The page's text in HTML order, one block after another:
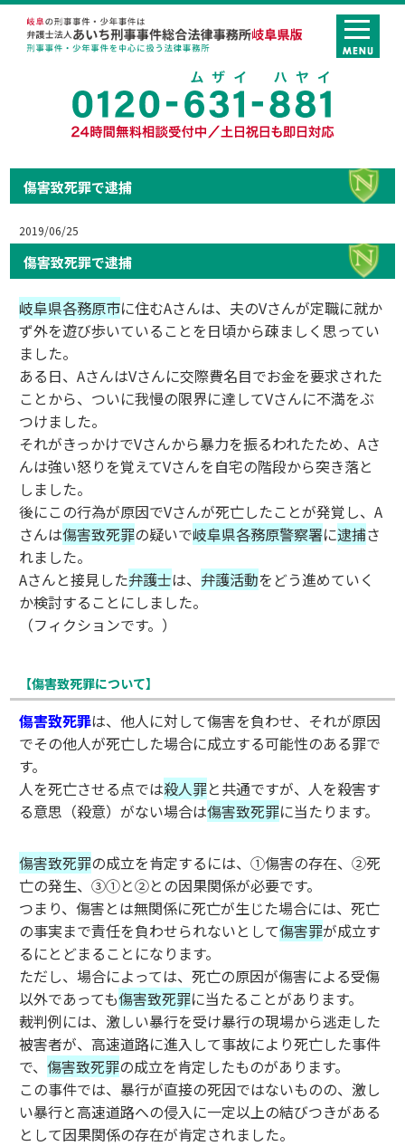
傷害致死罪で逮捕
2019/06/25
傷害致死罪で逮捕
岐阜県各務原市に住むAさんは、夫のVさんが定職に就か
ず外を遊び歩いていることを日頃から疎ましく思ってい
ました。
ある日、AさんはVさんに交際費名目でお金を要求された
ことから、ついに我慢の限界に達してVさんに不満をぶ
つけました。
それがきっかけでVさんから暴力を振るわれたため、Aさ
んは強い怒りを覚えてVさんを自宅の階段から突き落と
しました。
後にこの行為が原因でVさんが死亡したことが発覚し、A
さんは傷害致死罪の疑いで岐阜県各務原警察署に逮捕さ
れました。
Aさんと接見した弁護士は、 弁護活動をどう進めていく
か検討することにしました。
（フィクションです。）
【傷害致死罪について】
傷害致死罪は、他人に対して傷害を負わせ、それが原因
でその他人が死亡した場合に成立する可能性のある罪で
す。
人を死亡させる点では殺人罪と共通ですが、人を殺害す
る意思（殺意）がない場合は傷害致死罪に当たります。
傷害致死罪の成立を肯定するには、①傷害の存在、②死
亡の発生、③①と②との因果関係が必要です。
つまり、傷害とは無関係に死亡が生じた場合には、死亡
の事実まで責任を負わせられないとして傷害罪が成立す
るにとどまることになります。
ただし、場合によっては、死亡の原因が傷害による受傷
以外であっても傷害致死罪に当たることがあります。
裁判例には、激しい暴行を受け暴行の現場から逃走した
被害者が、高速道路に進入して事故により死亡した事件
で、傷害致死罪の成立を肯定したものがあります。
この事件では、暴行が直接の死因ではないものの、激し
い暴行と高速道路への侵入に一定以上の結びつきがある
として因果関係の存在が肯定されました。